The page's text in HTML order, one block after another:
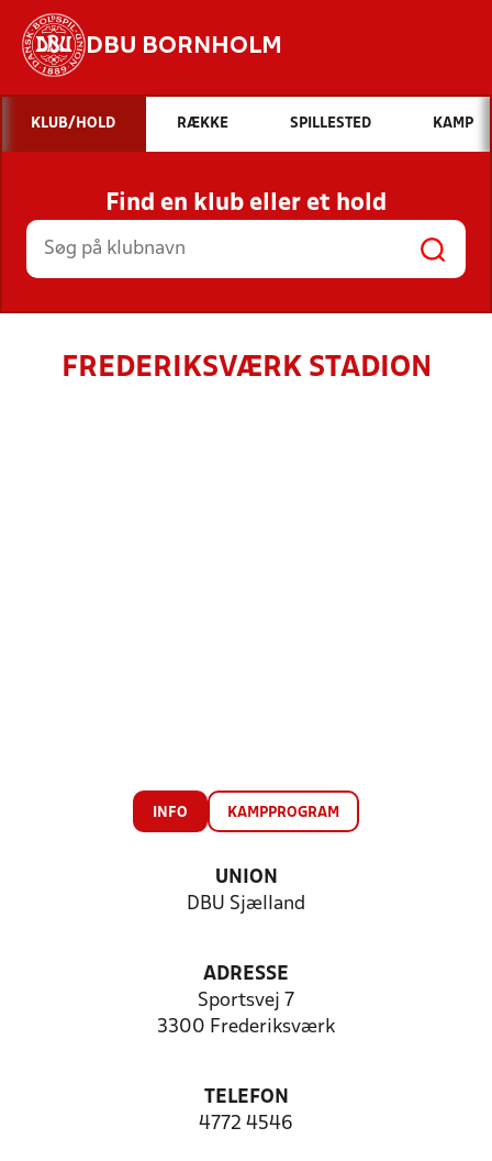
DBU BORNHOLM
Hvad vil du søge efter?
INDHOLD OG NYHEDER
STILLINGER, RESULTATER, KLUBBER OG
HOLD
KLUB/HOLD RÆKKE SPILLESTED KAMP
Find en klub eller et hold
FREDERIKSVÆRK STADION
INFO KAMPPROGRAM
UNION
DBU Sjælland
ADRESSE
Sportsvej 7
3300 Frederiksværk
TELEFON
4772 4546